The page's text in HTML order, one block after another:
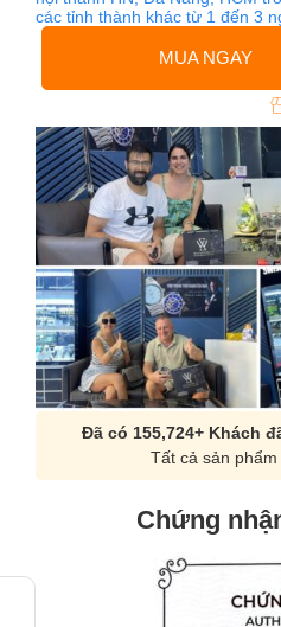
các tỉnh thành khác từ 1 đến 3
MUA NGAY
Đã có 155,724+ Khách
Tất cả sản
Chứng